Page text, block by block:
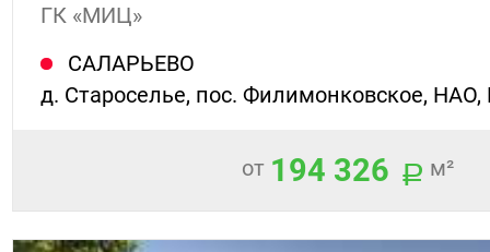
ГК «МИЦ»
САЛАРЬЕВО
д. Староселье, пос. Филимонковское,
от 194 326 м²